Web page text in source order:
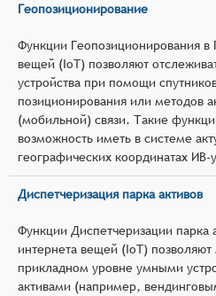
Геопозиционирование
Функции Геопозиционирования в
вещей (IoT) позволяют
устройства при помощи
позиционирования или методов
(мобильной) связи. Такие
возможность иметь в системе
географических координатах ИВ-
Диспетчеризация парка активов
Функции Диспетчеризации парка
интернета вещей (IoT) позволяют
прикладном уровне умными
активами (например,